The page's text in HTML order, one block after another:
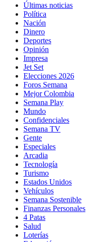
Últimas noticias
Política
Nación
Dinero
Deportes
Opinión
Impresa
Jet Set
Elecciones 2026
Foros Semana
Mejor Colombia
Semana Play
Mundo
Confidenciales
Semana TV
Gente
Especiales
Arcadia
Tecnología
Turismo
Estados Unidos
Vehículos
Semana Sostenible
Finanzas Personales
4 Patas
Salud
Loterías